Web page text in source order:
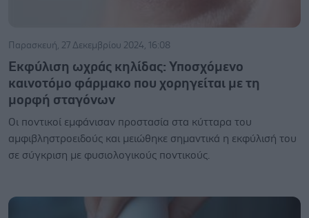
Παρασκευή, 27 Δεκεμβρίου 2024, 16:08
Εκφύλιση ωχράς κηλίδας: Υποσχόμενο
καινοτόμο φάρμακο που χορηγείται με τη
μορφή σταγόνων
Οι ποντικοί εμφάνισαν προστασία στα κύτταρα του
αμφιβληστροειδούς και μειώθηκε σημαντικά η εκφύλισή του
σε σύγκριση με φυσιολογικούς ποντικούς.